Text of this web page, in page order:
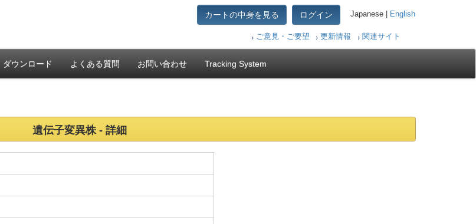
カートの中身を見る ログイン Japanese | English
ご意見・ご要望 更新情報 関連サイト
ダウンロード よくある質問 お問い合わせ Tracking System
遺伝子変異株 - 詳細